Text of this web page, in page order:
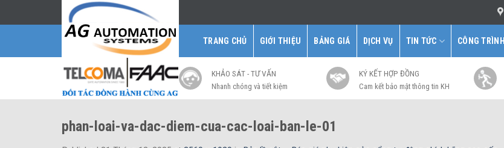
to
TRANG CHỦ GIỚI THIỆU BẢNG GIÁ DỊCH VỤ TIN TỨC CÔNG TRÌNH
KHẢO SÁT - TƯ VẤN
Nhanh chóng và tiết kiệm
KÝ KẾT HỢP ĐỒNG
Cam kết bảo mật thông tin KH
phan-loai-va-dac-diem-cua-cac-loai-ban-le-01